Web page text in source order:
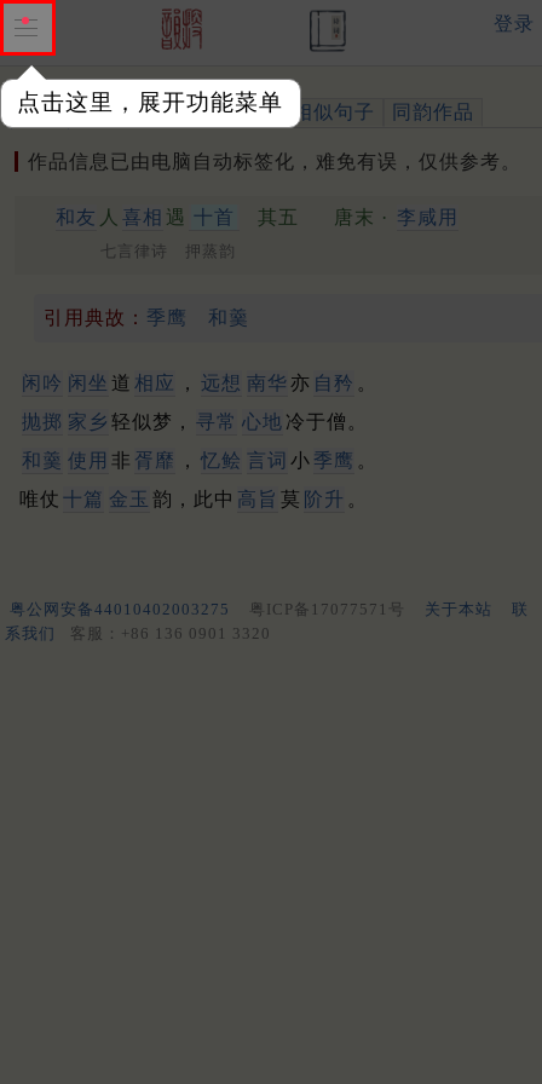
点击这里，展开功能菜单
登录
作品 标注四声 出处、引用 相似句子 同韵作品
作品信息已由电脑自动标签化，难免有误，仅供参考。
和友 人 喜相 遇 十首 其五 唐末 · 李咸用
七言律诗 押蒸韵
引用典故： 季鹰 和羹
闲吟 闲坐 道 相应 ， 远想 南华亦 自矜 。
抛掷 家乡 轻似梦， 寻常 心地 冷于僧。
和羹 使用 非 胥靡 ， 忆鲙 言词 小 季鹰 。
唯仗 十篇 金玉 韵，此中 高旨 莫 阶升 。
粤公网安备44010402003275 粤ICP备17077571号 关于本站
联
系我们
客服：+86 136 0901 3320